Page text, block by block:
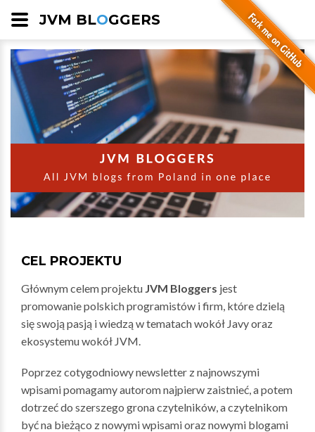
JVM BLOGGERS
CEL PROJEKTU
Głównym celem projektu JVM Bloggers jest
promowanie polskich programistów i firm, które dzielą
się swoją pasją i wiedzą w tematach wokół Javy oraz
ekosystemu wokół JVM.
Poprzez cotygodniowy newsletter z najnowszymi
wpisami pomagamy autorom najpierw zaistnieć, a potem
dotrzeć do szerszego grona czytelników, a czytelnikom
być na bieżąco z nowymi wpisami oraz nowymi blogami